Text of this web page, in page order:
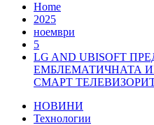
Home
2025
ноември
5
LG AND UBISOFT
ЕМБЛЕМАТИЧНАТА
СМАРТ
НОВИНИ
Технологии